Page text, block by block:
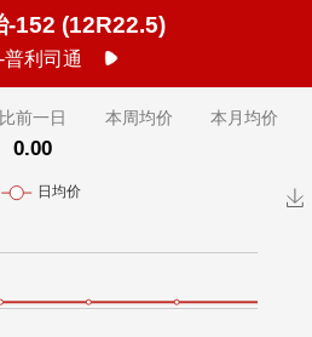
-152 (12R22.5)
普利司通
比前一日
0.00
本周均价 本月均价